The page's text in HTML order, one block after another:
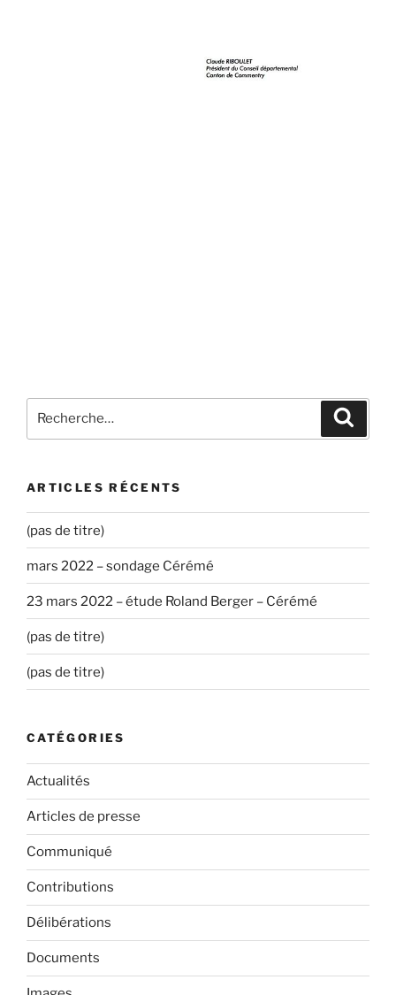
pour
ARTICLES RÉCENTS
(pas de titre)
mars 2022 – sondage Cérémé
23 mars 2022 – étude Roland Berger – Cérémé
(pas de titre)
(pas de titre)
CATÉGORIES
Actualités
Articles de presse
Communiqué
Contributions
Délibérations
Documents